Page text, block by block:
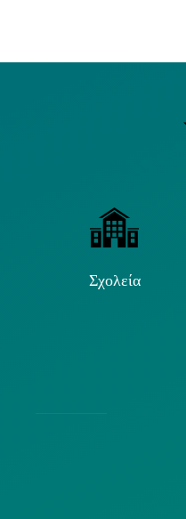
Σχολεία